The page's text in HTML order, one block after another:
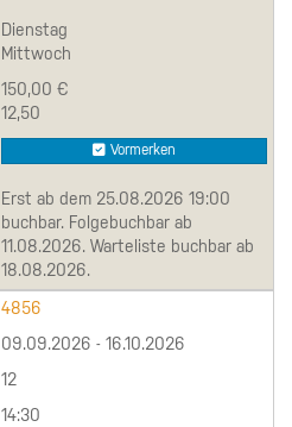
Dienstag
Mittwoch
150,00 €
12,50
Vormerken
Erst ab dem 25.08.2026 19:00
buchbar. Folgebuchbar ab
11.08.2026. Warteliste buchbar ab
18.08.2026.
4856
09.09.2026 - 16.10.2026
12
14:30